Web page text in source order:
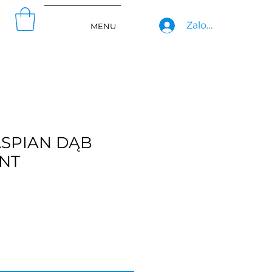
MENU Zaloguj się
DĄB